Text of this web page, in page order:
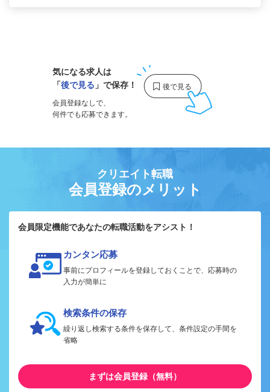
気になる求人は
「後で見る 」で保存！
会員登録なしで、
何件でも応募できます。
クリエイト転職
会員登録のメリット
会員限定機能であなたの転職活動をアシスト！
カンタン応募
事前にプロフィールを登録しておくことで、応募時の
入力が簡単に
検索条件の保存
繰り返し検索する条件を保存して、条件設定の手間を
省略
まずは会員登録（無料）